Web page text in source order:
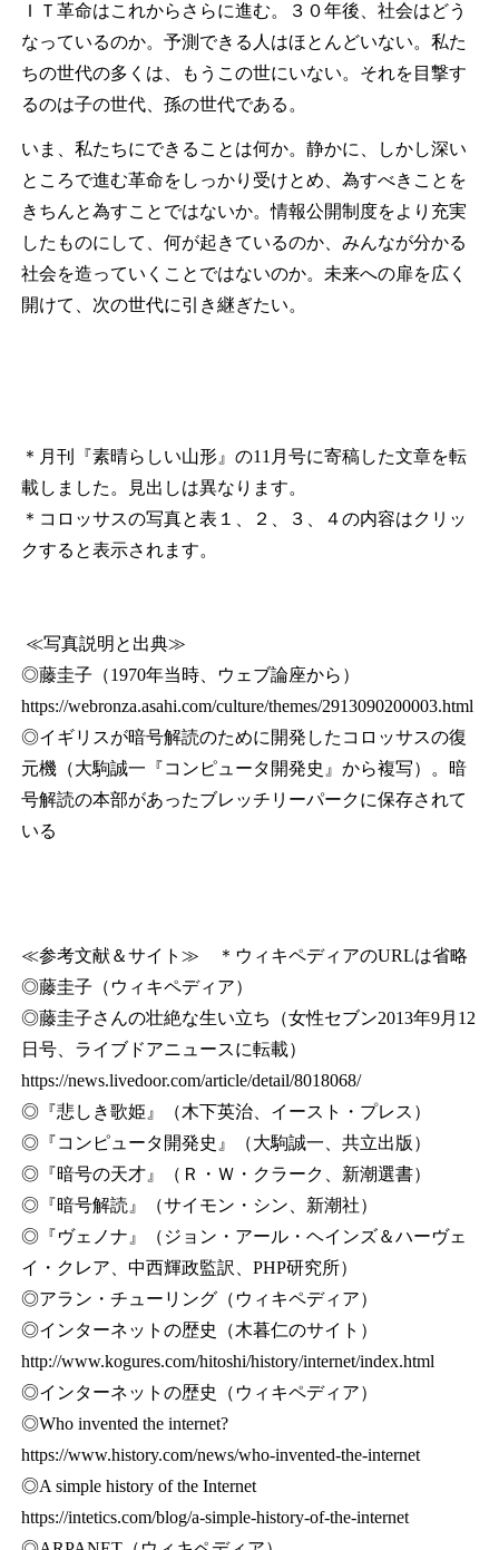
ＩＴ革命はこれからさらに進む。３０年後、社会はどう
なっているのか。予測できる人はほとんどいない。私た
ちの世代の多くは、もうこの世にいない。それを目撃す
るのは子の世代、孫の世代である。
いま、私たちにできることは何か。静かに、しかし深い
ところで進む革命をしっかり受けとめ、為すべきことを
きちんと為すことではないか。情報公開制度をより充実
したものにして、何が起きているのか、みんなが分かる
社会を造っていくことではないのか。未来への扉を広く
開けて、次の世代に引き継ぎたい。
＊月刊『素晴らしい山形』の11月号に寄稿した文章を転
載しました。見出しは異なります。
＊コロッサスの写真と表１、２、３、４の内容はクリッ
クすると表示されます。
≪写真説明と出典≫
◎藤圭子（1970年当時、ウェブ論座から）
https://webronza.asahi.com/culture/themes/2913090200003.html
◎イギリスが暗号解読のために開発したコロッサスの復
元機（大駒誠一『コンピュータ開発史』から複写）。暗
号解読の本部があったブレッチリーパークに保存されて
いる
≪参考文献＆サイト≫ ＊ウィキペディアのURLは省略
◎藤圭子（ウィキペディア）
◎藤圭子さんの壮絶な生い立ち（女性セブン2013年9月12
日号、ライブドアニュースに転載）
https://news.livedoor.com/article/detail/8018068/
◎『悲しき歌姫』（木下英治、イースト・プレス）
◎『コンピュータ開発史』（大駒誠一、共立出版）
◎『暗号の天才』（Ｒ・Ｗ・クラーク、新潮選書）
◎『暗号解読』（サイモン・シン、新潮社）
◎『ヴェノナ』（ジョン・アール・ヘインズ＆ハーヴェ
イ・クレア、中西輝政監訳、PHP研究所）
◎アラン・チューリング（ウィキペディア）
◎インターネットの歴史（木暮仁のサイト）
http://www.kogures.com/hitoshi/history/internet/index.html
◎インターネットの歴史（ウィキペディア）
◎Who invented the internet?
https://www.history.com/news/who-invented-the-internet
◎A simple history of the Internet
https://intetics.com/blog/a-simple-history-of-the-internet